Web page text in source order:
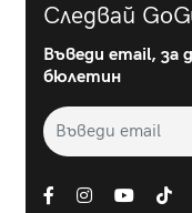
Следвай
Въведи email, за
бюлетин